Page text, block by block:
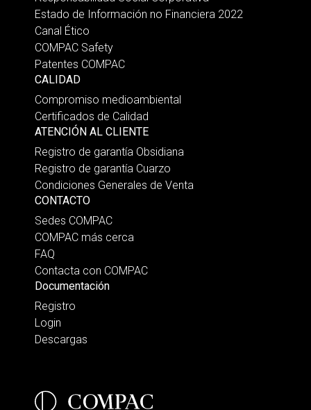
Estado de Información no Financiera 2022
Canal Ético
COMPAC Safety
Patentes COMPAC
CALIDAD
Compromiso medioambiental
Certificados de Calidad
ATENCIÓN AL CLIENTE
Registro de garantía Obsidiana
Registro de garantía Cuarzo
Condiciones Generales de Venta
CONTACTO
Sedes COMPAC
COMPAC más cerca
FAQ
Contacta con COMPAC
Documentación
Registro
Login
Descargas